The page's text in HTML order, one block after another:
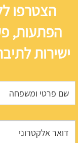
הצטרפו
הפתעות,
ישירות